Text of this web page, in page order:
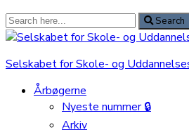
Search
for:
Search
Selskabet for Skole- og
Årbøgerne
Nyeste nummer 🔒
Arkiv